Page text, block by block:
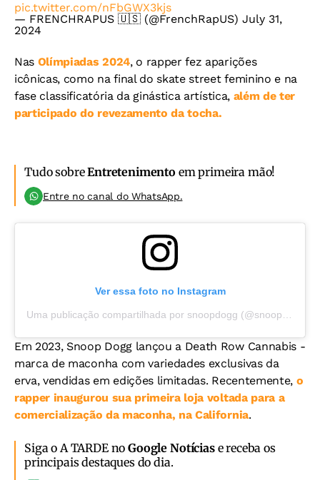
pic.twitter.com/nFbGWX3kjs
— FRENCHRAPUS 🇺🇸 (@FrenchRapUS) July 31,
2024
Nas Olímpiadas 2024, o rapper fez aparições
icônicas, como na final do skate street feminino e na
fase classificatória da ginástica artística, além de ter
participado do revezamento da tocha.
Tudo sobreEntretenimento em primeira mão!
Entre no canal do WhatsApp.
Ver essa foto no Instagram
Uma publicação compartilhada por snoopdogg (@snoopdogg)
Em 2023, Snoop Dogg lançou a Death Row Cannabis -
marca de maconha com variedades exclusivas da
erva, vendidas em edições limitadas. Recentemente, o
rapper inaugurou sua primeira loja voltada para a
comercialização da maconha, na California.
Siga o A TARDE noGoogle Notíciase receba os
principais destaques do dia.